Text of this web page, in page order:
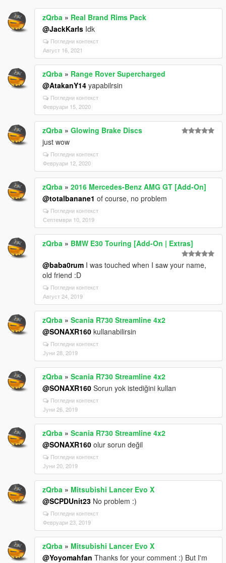
zQrba » Real Brand Rims Pack
@JackKarls Idk
Погледни контекст
Август 16, 2021
zQrba » Range Rover Supercharged
@AtakanY14 yapabilrsin
Погледни контекст
Февруари 15, 2020
zQrba » Glowing Brake Discs
just wow
Погледни контекст
Февруари 12, 2020
zQrba » 2016 Mercedes-Benz AMG GT [Add-On]
@totalbanane1 of course, no problem
Погледни контекст
Септември 10, 2019
zQrba » BMW E30 Touring [Add-On | Extras]
@baba0rum I was touched when I saw your name,
old friend :D
Погледни контекст
Август 24, 2019
zQrba » Scania R730 Streamline 4x2
@SONAXR160 kullanabilirsin
Погледни контекст
Јуни 28, 2019
zQrba » Scania R730 Streamline 4x2
@SONAXR160 Sorun yok istediğini kullan
Погледни контекст
Јуни 26, 2019
zQrba » Scania R730 Streamline 4x2
@SONAXR160 olur sorun değil
Погледни контекст
Јуни 20, 2019
zQrba » Mitsubishi Lancer Evo X
@SCPDUnit23 No problem :)
Погледни контекст
Февруари 23, 2019
zQrba » Mitsubishi Lancer Evo X
@Yoyomahfan Thanks for your comment :) But I'm